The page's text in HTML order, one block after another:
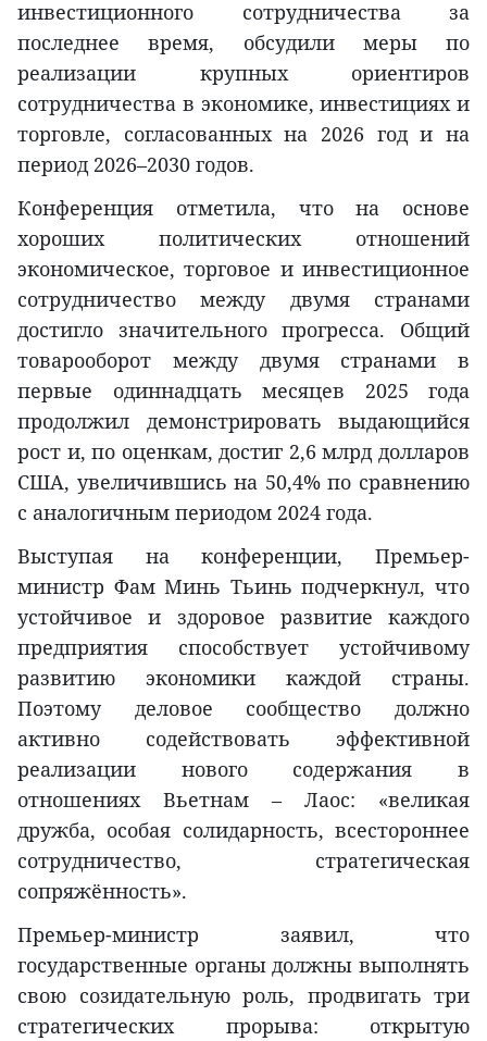
инвестиционного сотрудничества за
последнее время, обсудили меры по
реализации крупных ориентиров
сотрудничества в экономике, инвестициях и
торговле, согласованных на 2026 год и на
период 2026–2030 годов.
Конференция отметила, что на основе
хороших политических отношений
экономическое, торговое и инвестиционное
сотрудничество между двумя странами
достигло значительного прогресса. Общий
товарооборот между двумя странами в
первые одиннадцать месяцев 2025 года
продолжил демонстрировать выдающийся
рост и, по оценкам, достиг 2,6 млрд долларов
США, увеличившись на 50,4% по сравнению
с аналогичным периодом 2024 года.
Выступая на конференции, Премьер-
министр Фам Минь Тьинь подчеркнул, что
устойчивое и здоровое развитие каждого
предприятия способствует устойчивому
развитию экономики каждой страны.
Поэтому деловое сообщество должно
активно содействовать эффективной
реализации нового содержания в
отношениях Вьетнам – Лаос: «великая
дружба, особая солидарность, всестороннее
сотрудничество, стратегическая
сопряжённость».
Премьер-министр заявил, что
государственные органы должны выполнять
свою созидательную роль, продвигать три
стратегических прорыва: открытую